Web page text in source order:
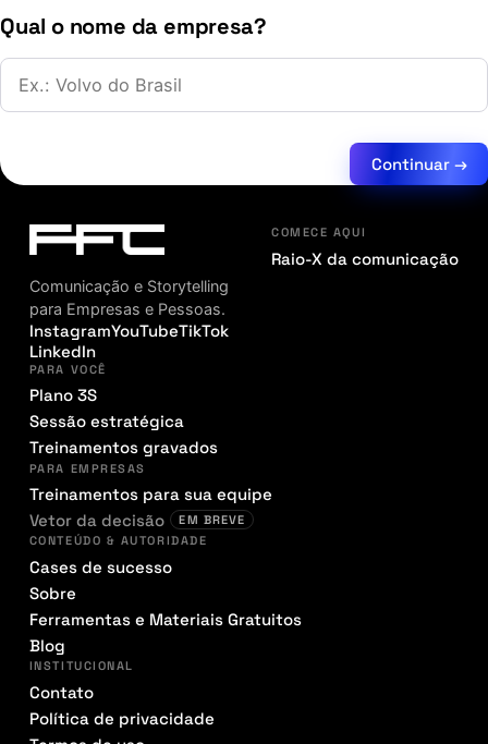
Qual o nome da empresa?
Continuar →
Comunicação e Storytelling
para Empresas e Pessoas.
InstagramYouTubeTikTok
LinkedIn
COMECE AQUI
Raio-X da comunicação
PARA VOCÊ
Plano 3S
Sessão estratégica
Treinamentos gravados
PARA EMPRESAS
Treinamentos para sua equipe
Vetor da decisão
EM BREVE
CONTEÚDO & AUTORIDADE
Cases de sucesso
Sobre
Ferramentas e Materiais Gratuitos
Blog
INSTITUCIONAL
Contato
Política de privacidade